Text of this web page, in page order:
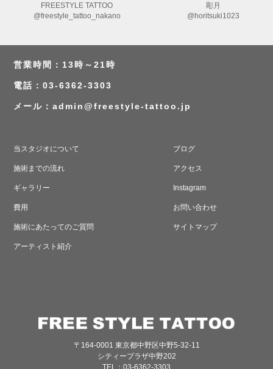
FREESTYLE TATTOO
@freestyle_tattoo_nakano
彫月
@horitsuki1023
営業時間：13時～21時
電話：03-6362-3303
メール：admin@freestyle-tattoo.jp
当スタジオについて ブログ
施術までの流れ アクセス
ギャラリー Instagram
費用 お問い合わせ
施術にあたってのご質問 サイトマップ
アーティスト紹介
〒164-0001 東京都中野区中野5-32-11
シティープラザ中野202
TEL：03-6362-3303